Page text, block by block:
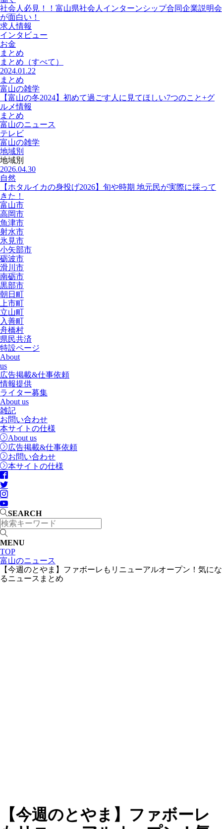
社会人必見！！富山県社会人インターンシップ合同企業説明会
が面白い！
求人情報
インタビュー
お金
まとめ
まとめ （すべて）
2024.01.22
まとめ
富山の雑学
【富山の冬2024】初めて過ごす人に見てほしい7つのこと+グ
ルメ情報
まとめ
富山のニュース
テレビ
富山の雑学
地域別
地域別
2026.04.30
自然
【ホタルイカの身投げ2026】旬や時期 地元民が実際に採って
きた！
富山市
高岡市
魚津市
射水市
氷見市
小矢部市
砺波市
滑川市
南砺市
黒部市
朝日町
上市町
立山町
入善町
舟橋村
県民共済
特設ページ
About
us
広告掲載&仕事依頼
情報提供
ライター募集
About us
雑記
お問い合わせ
本サイトの仕様
About us
広告掲載&仕事依頼
お問い合わせ
本サイトの仕様
SEARCH
MENU
TOP
富山のニュース
【今週のとやま】ファボーレもリニューアルオープン！気にな
るニュースまとめ
【今週のとやま】ファボーレ